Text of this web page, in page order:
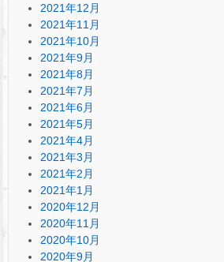
2021年12月
2021年11月
2021年10月
2021年9月
2021年8月
2021年7月
2021年6月
2021年5月
2021年4月
2021年3月
2021年2月
2021年1月
2020年12月
2020年11月
2020年10月
2020年9月